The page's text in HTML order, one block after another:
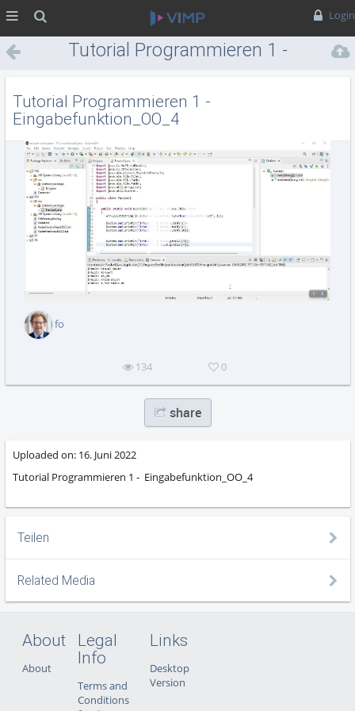
Login
Tutorial Programmieren 1 -
Eingabefunktion_OO_4
Tutorial Programmieren 1 -
Eingabefunktion_OO_4
fo
134 0
share
Uploaded on: 16. Juni 2022
Tutorial Programmieren 1 - Eingabefunktion_OO_4
Teilen
Related Media
About
About
Legal
Info
Terms and
Conditions
Links
Desktop
Version